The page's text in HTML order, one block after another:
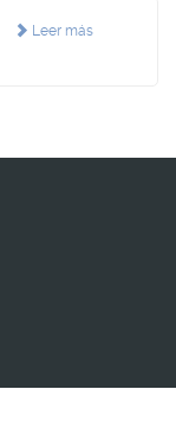
Leer más